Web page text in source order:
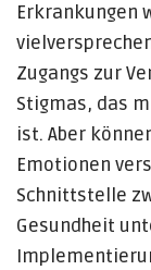
Erkrankungen
Zugangs zur
Stigmas, das
ist. Aber
Emotionen
Schnittstelle
Gesundheit